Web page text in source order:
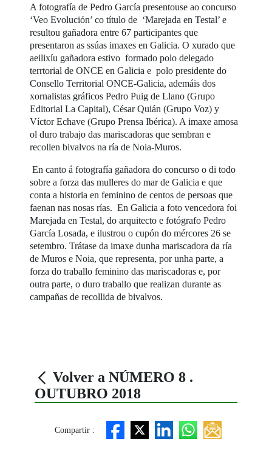
A fotografía de Pedro García presentouse ao concurso
‘Veo Evolución’ co título de ‘Marejada en Testal’ e
resultou gañadora entre 67 participantes que
presentaron as ssúas imaxes en Galicia. O xurado que
aeilixíu gañadora estivo formado polo delegado
terrtorial de ONCE en Galicia e polo presidente do
Consello Territorial ONCE-Galicia, ademáis dos
xornalistas gráficos Pedro Puig de Llano (Grupo
Editorial La Capital), César Quián (Grupo Voz) y
Víctor Echave (Grupo Prensa Ibérica). A imaxe amosa
ol duro trabajo das mariscadoras que sembran e
recollen bivalvos na ría de Noia-Muros.
En canto á fotografía gañadora do concurso o di todo
sobre a forza das mulleres do mar de Galicia e que
conta a historia en feminino de centos de persoas que
faenan nas nosas rías. En Galicia a foto vencedora foi
Marejada en Testal, do arquitecto e fotógrafo Pedro
García Losada, e ilustrou o cupón do mércores 26 se
setembro. Trátase da imaxe dunha mariscadora da ría
de Muros e Noia, que representa, por unha parte, a
forza do traballo feminino das mariscadoras e, por
outra parte, o duro traballo que realizan durante as
campañas de recollida de bivalvos.
Volver a NÚMERO 8 .
OUTUBRO 2018
Compartir :